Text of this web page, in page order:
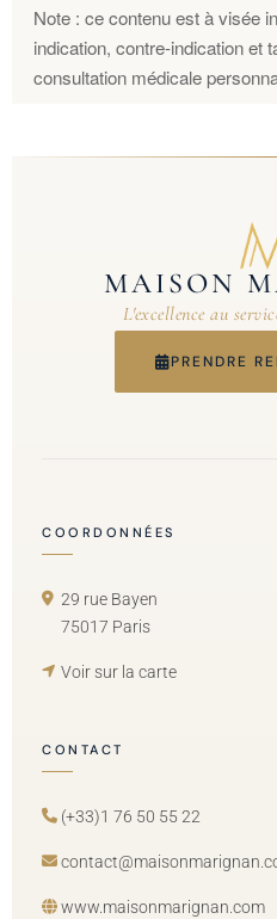
Note : ce contenu est à visée
indication, contre-indication et
consultation médicale
MAISON
L'excellence au
PRENDRE
COORDONNÉES
29 rue Bayen
75017 Paris
Voir sur la carte
CONTACT
(+33)1 76 50 55 22
www.maisonmarignan.com